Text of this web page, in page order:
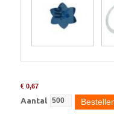
€ 0,67
Aantal